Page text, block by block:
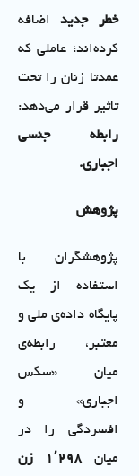
خطر جدیداضافه
کرده‌اند؛ عاملی که
عمدتا زنان را تحت
تاثیر قرار می‌دهد:
رابطه جنسی
اجباری.
پژوهش
پژوهشگران با
استفاده از یک
پایگاه داده‌ی ملی و
معتبر، رابطه‌ی
میان «سکس
اجباری» و
افسردگی را در
میان
۱٬۲۹۸
زن